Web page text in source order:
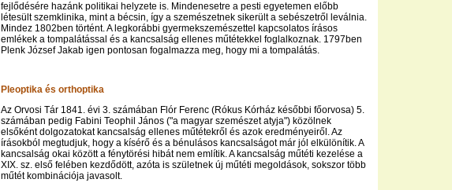
fejlődésére hazánk politikai helyzete is. Mindenesetre a pesti egyetemen előbb
létesült szemklinika, mint a bécsin, így a szemészetnek sikerült a sebészetről leválnia.
Mindez 1802ben történt. A legkorábbi gyermekszemészettel kapcsolatos írásos
emlékek a tompalátással és a kancsalság ellenes műtétekkel foglalkoznak. 1797ben
Plenk József Jakab igen pontosan fogalmazza meg, hogy mi a tompalátás.
Pleoptika és orthoptika
Az Orvosi Tár 1841. évi 3. számában Flór Ferenc (Rókus Kórház későbbi főorvosa) 5.
számában pedig Fabini Teophil János ("a magyar szemészet atyja") közölnek
elsőként dolgozatokat kancsalság ellenes műtétekről és azok eredményeiről. Az
írásokból megtudjuk, hogy a kísérő és a bénulásos kancsalságot már jól elkülönítik. A
kancsalság okai között a fénytörési hibát nem említik. A kancsalság műtéti kezelése a
XIX. sz. első felében kezdődött, azóta is születnek új műtéti megoldások, sokszor több
műtét kombinációja javasolt.